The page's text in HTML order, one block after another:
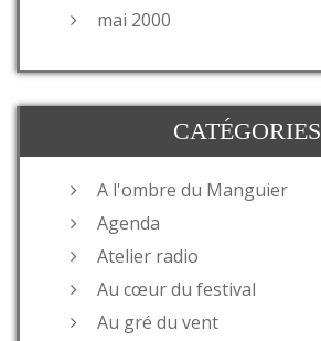
mai 2000
CATÉGORIES
A l'ombre du Manguier
Agenda
Atelier radio
Au cœur du festival
Au gré du vent